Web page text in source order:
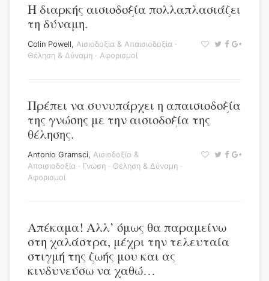
Η διαρκής αισιοδοξία πολλαπλασιάζει
τη δύναμη.
Colin Powell, Αισιοδοξία & Απαισιοδοξία ·
Θέληση & Δύναμη · Αφορισμοί
Πρέπει να συνυπάρχει η απαισιοδοξία
της γνώσης με την αισιοδοξία της
θέλησης.
Antonio Gramsci, Αισιοδοξία &
Απαισιοδοξία · Γνώση · Θέληση & Δύναμη ·
Αφορισμοί
Απέκαμα! Αλλ’ όμως θα παραμείνω
στη χαλάστρα, μέχρι την τελευταία
στιγμή της ζωής μου και ας
κινδυνεύσω να χαθώ…